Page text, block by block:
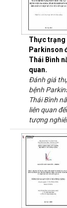
Thực trạng
Parkinson
Thái Bình
quan.
Đánh giá
bệnh
Thái Bình
liên quan
tượng